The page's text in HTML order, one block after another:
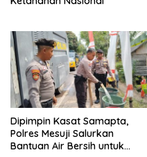
Dipimpin Kasat Samapta,
Polres Mesuji Salurkan
Bantuan Air Bersih untuk